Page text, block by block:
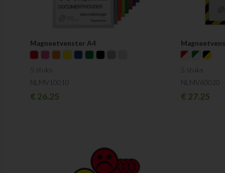
Magneetvenster A4
5 stuks
NLMV10010
€26.25
5 stuks
NLMV60020
€27.25